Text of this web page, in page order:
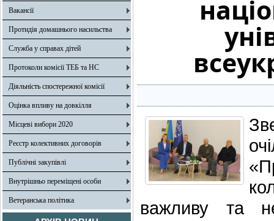
Вакансії
Протидія домашнього насильства
Служба у справах дітей
Протоколи комісії ТЕБ та НС
Діяльність спостережної комісії
Оцінка впливу на довкілля
Місцеві вибори 2020
Реєстр колективних договорів
Публічні закупівлі
Внутрішньо переміщені особи
Ветеранська політика
важливу та